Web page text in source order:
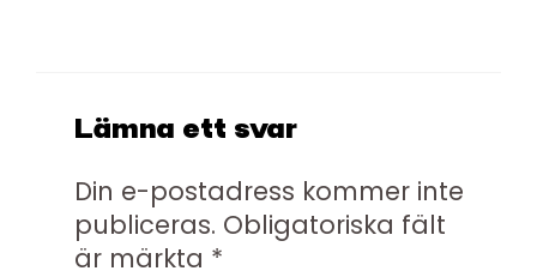
Lämna ett svar
Din e-postadress kommer inte
publiceras. Obligatoriska fält
är märkta *